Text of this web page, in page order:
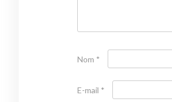
Nom *
E-mail *